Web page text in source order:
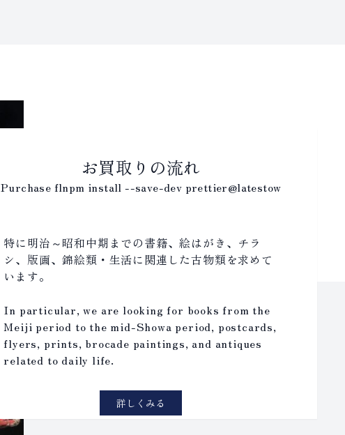
お買取りの流れ
Purchase flnpm install --save-dev prettier@latestow
特に明治～昭和中期までの書籍、絵はがき、チラ
シ、版画、錦絵類・生活に関連した古物類を求めて
います。
In particular, we are looking for books from the
Meiji period to the mid-Showa period, postcards,
flyers, prints, brocade paintings, and antiques
related to daily life.
詳しくみる